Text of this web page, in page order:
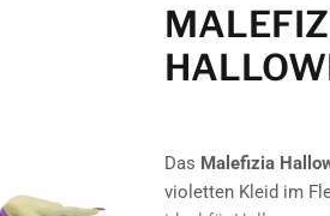
Das Malefizia
violetten Kleid im